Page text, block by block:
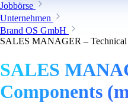
Jobbörse
Unternehmen
Brand OS GmbH
SALES MANAGER – Technical
SALES
Components